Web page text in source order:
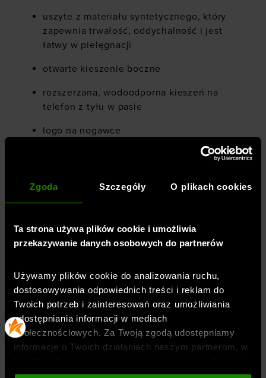
Zgoda Szczegóły O plikach cookies
Ta strona używa plików cookie i umożliwia
przekazywanie danych osobowych do partnerów
Używamy plików cookie do analizowania ruchu,
dostosowywania odpowiednich treści i reklam do
Twoich potrzeb i zainteresowań oraz umożliwiania
udostępniania informacji w mediach
społecznościowych. Za Twoją zgodą udostępniamy
informacje o Twoich działaniach naszym partnerom, w
zajmującym się reklamą i analityką internetową. Nasi
uszyte z materiału syntetycznego, który
zapewnia trwałość, oddychalność i jest
łatwy w pielęgnacji
otwarte kieszenie boczne
rozszerzana, wodoodporna kieszeń na
telefon z tyłu w pasie
logo na nogawce
pas z zewnętrzną regulacją za pomocą
materiał sprawnie odprowadza pot i bardzo
szybko schnie
element odblaskowy, poprawiający
widoczność
elastyczny materiał 4Way Stretch
swobodnie rozciąga się we wszystkich
kierunkach
przewiewny materiał w technologii ISO-
rozgrzanego ciała, zapewniając efekt